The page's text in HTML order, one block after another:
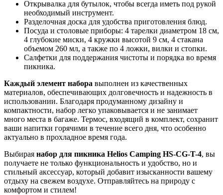
Открывалка для бутылок, чтобы всегда иметь под рукой
необходимый инструмент.
Разделочная доска для удобства приготовления блюд.
Посуда и столовые приборы: 4 тарелки диаметром 18 см,
4 глубокие миски, 4 кружки высотой 9 см, 4 стакана
объемом 260 мл, а также по 4 ложки, вилки и стопки.
Салфетки для поддержания чистоты и порядка во время
пикника.
Каждый элемент набора выполнен из качественных
материалов, обеспечивающих долговечность и надежность в
использовании. Благодаря продуманному дизайну и
компактности, набор легко упаковывается и не занимает
много места в багаже. Термос, входящий в комплект, сохранит
ваши напитки горячими в течение всего дня, что особенно
актуально в прохладное время года.
Выбирая набор для пикника Helios Camping HS-CG-T-4, вы
получаете не только функциональность и удобство, но и
стильный аксессуар, который добавит изысканности вашему
отдыху на свежем воздухе. Отправляйтесь на природу с
комфортом и стилем!